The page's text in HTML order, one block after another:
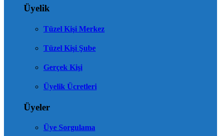
Üyelik
Tüzel Kişi Merkez
Tüzel Kişi Şube
Gerçek Kişi
Üyelik Ücretleri
Üyeler
Üye Sorgulama